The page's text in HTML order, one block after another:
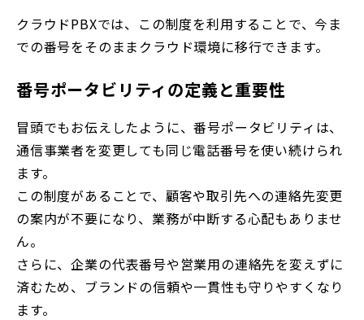
クラウドPBXでは、この制度を利用することで、今ま
での番号をそのままクラウド環境に移行できます。
番号ポータビリティの定義と重要性
冒頭でもお伝えしたように、番号ポータビリティは、
通信事業者を変更しても同じ電話番号を使い続けられ
ます。
この制度があることで、顧客や取引先への連絡先変更
の案内が不要になり、業務が中断する心配もありませ
ん。
さらに、企業の代表番号や営業用の連絡先を変えずに
済むため、ブランドの信頼や一貫性も守りやすくなり
ます。